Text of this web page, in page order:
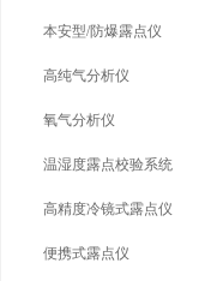
本安型/防爆露点仪
高纯气分析仪
氧气分析仪
温湿度露点校验系统
高精度冷镜式露点仪
便携式露点仪